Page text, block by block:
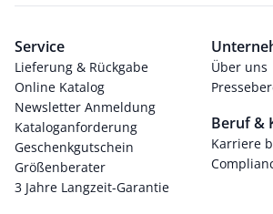
Service
Lieferung & Rückgabe
Online Katalog
Newsletter Anmeldung
Kataloganforderung
Geschenkgutschein
Größenberater
3 Jahre Langzeit-Garantie
Über uns
Beruf &
Karriere